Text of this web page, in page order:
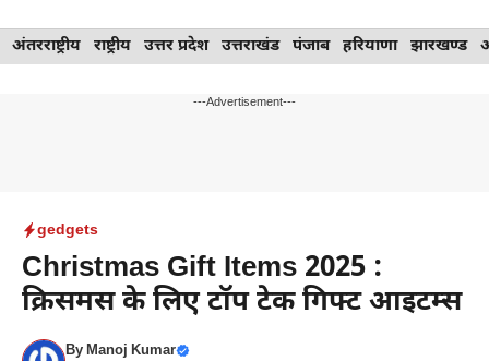
Skip
to
अंतरराष्ट्रीय राष्ट्रीय उत्तर प्रदेश उत्तराखंड पंजाब हरियाणा झारखण्ड
---Advertisement---
gedgets
Christmas Gift Items 2025 :
क्रिसमस के लिए टॉप टेक गिफ्ट आइटम्स
ByManoj Kumar